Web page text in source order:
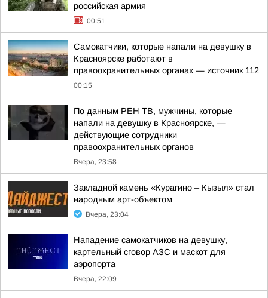
российская армия
00:51
Самокатчики, которые напали на девушку в
Красноярске работают в
правоохранительных органах — источник 112
00:15
По данным РЕН ТВ, мужчины, которые
напали на девушку в Красноярске, —
действующие сотрудники
правоохранительных органов
Вчера, 23:58
Закладной камень «Курагино – Кызыл» стал
народным арт-объектом
Вчера, 23:04
Нападение самокатчиков на девушку,
картельный сговор АЗС и маскот для
аэропорта
Вчера, 22:09